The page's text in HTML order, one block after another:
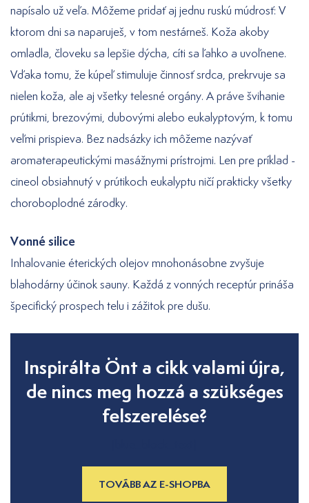
napísalo už veľa. Môžeme pridať aj jednu ruskú múdrosť: V
ktorom dni sa naparuješ, v tom nestárneš. Koža akoby
omladla, človeku sa lepšie dýcha, cíti sa ľahko a uvoľnene.
Vďaka tomu, že kúpeľ stimuluje činnosť srdca, prekrvuje sa
nielen koža, ale aj všetky telesné orgány. A práve švihanie
prútikmi, brezovými, dubovými alebo eukalyptovým, k tomu
veľmi prispieva. Bez nadsázky ich môžeme nazývať
aromaterapeutickými masážnymi prístrojmi. Len pre príklad -
cineol obsiahnutý v prútikoch eukalyptu ničí prakticky všetky
choroboplodné zárodky.
Vonné silice
Inhalovanie éterických olejov mnohonásobne zvyšuje
blahodárny účinok sauny. Každá z vonných receptúr prináša
špecifický prospech telu i zážitok pre dušu.
Inspirálta Önt a cikk valami újra,
de nincs meg hozzá a szükséges
felszerelése?
TOVÁBB AZ E-SHOPBA